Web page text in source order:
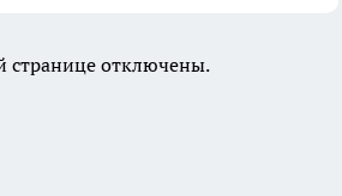
странице отключены.